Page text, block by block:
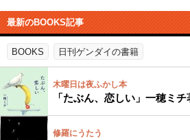
最新のBOOKS記事
BOOKS 日刊ゲンダイの書籍
木曜日は夜ふかし本
「たぶん、恋しい」一穂ミチ
修羅にうたう